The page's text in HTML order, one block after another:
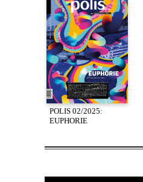
POLIS 02/2025:
EUPHORIE